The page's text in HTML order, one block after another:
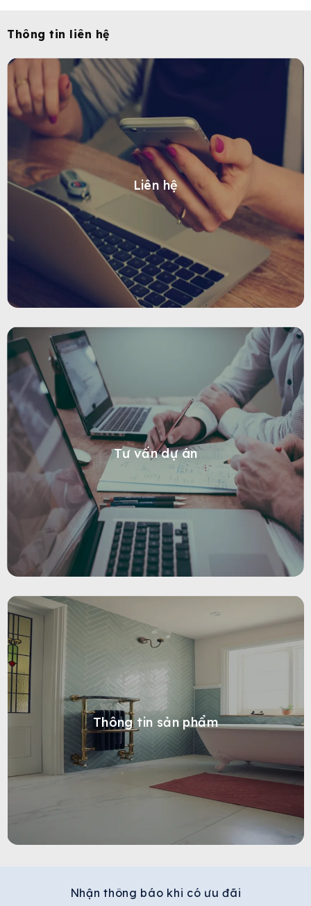
Thông tin liên hệ
Liên hệ
Tư vấn dự án
Thông tin sản phẩm
Nhận thông báo khi có ưu đãi